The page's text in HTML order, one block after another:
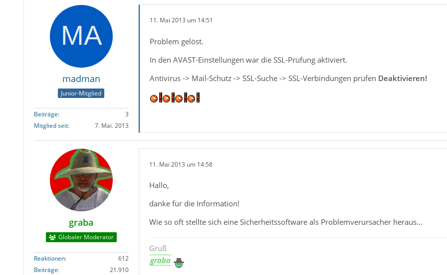
madman
Junior-Mitglied
Beiträge
3
Mitglied seit
7. Mai. 2013
11. Mai 2013 um 14:51
Problem gelöst.
In den AVAST-Einstellungen war die SSL-Prüfung aktiviert.
Antivirus -> Mail-Schutz -> SSL-Suche -> SSL-Verbindungen prüfen Deaktivieren!
graba
Globaler Moderator
Reaktionen
612
Beiträge
21.910
11. Mai 2013 um 14:58
Hallo,
danke für die Information!
Wie so oft stellte sich eine Sicherheitssoftware als Problemverursacher heraus...
Gruß
graba